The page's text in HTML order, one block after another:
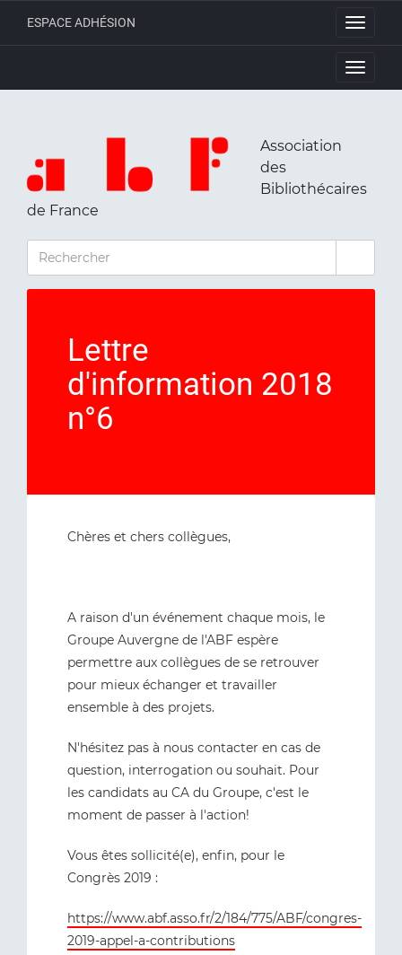
Toggle
ESPACE ADHÉSION
Toggle
Association
des
Bibliothécaires
de France
RECHERCHER
Lettre
d'information 2018
n°6
Chères et chers collègues,
A raison d'un événement chaque mois, le
Groupe Auvergne de l'ABF espère
permettre aux collègues de se retrouver
pour mieux échanger et travailler
ensemble à des projets.
N'hésitez pas à nous contacter en cas de
question, interrogation ou souhait. Pour
les candidats au CA du Groupe, c'est le
moment de passer à l'action!
Vous êtes sollicité(e), enfin, pour le
Congrès 2019 :
https://www.abf.asso.fr/2/184/775/ABF/congres-
2019-appel-a-contributions